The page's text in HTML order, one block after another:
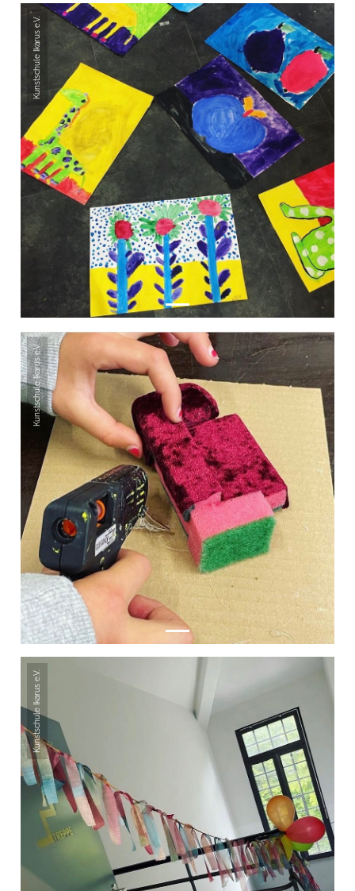
Kunstschule Ikarus e.V.
Kunstschule Ikarus e.V.
Kunstschule Ikarus e.V.